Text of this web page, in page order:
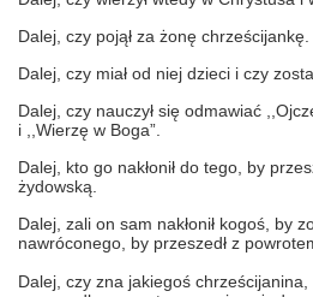
Dalej, czy pojął za żonę chrześcijankę.
Dalej, czy miał od niej dzieci i czy
Dalej, czy nauczył się odmawiać
i ,,Wierzę w Boga”.
Dalej, kto go nakłonił do tego, by
żydowską.
Dalej, zali on sam nakłonił kogoś, by
nawróconego, by przeszedł z
Dalej, czy zna jakiegoś